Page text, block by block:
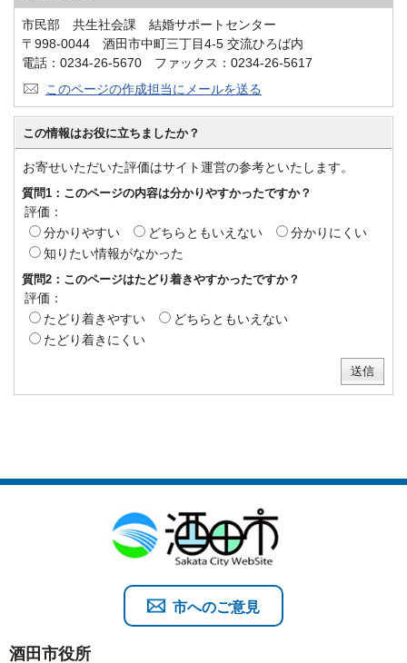
市民部 共生社会課 結婚サポートセンター
〒998-0044 酒田市中町三丁目4-5 交流ひろば内
電話：0234-26-5670 ファックス：0234-26-5617
このページの作成担当にメールを送る
この情報はお役に立ちましたか？
お寄せいただいた評価はサイト運営の参考といたします。
質問1：このページの内容は分かりやすかったですか？
評価：
分かりやすい
どちらともいえない
分かりにくい
知りたい情報がなかった
質問2：このページはたどり着きやすかったですか？
評価：
たどり着きやすい
どちらともいえない
たどり着きにくい
酒田市役所
市へのご意見